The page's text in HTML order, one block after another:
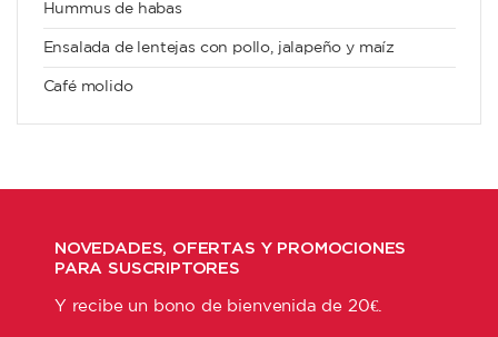
Hummus de habas
Ensalada de lentejas con pollo, jalapeño y maíz
Café molido
NOVEDADES, OFERTAS Y PROMOCIONES
PARA SUSCRIPTORES
Y recibe un bono de bienvenida de 20€.